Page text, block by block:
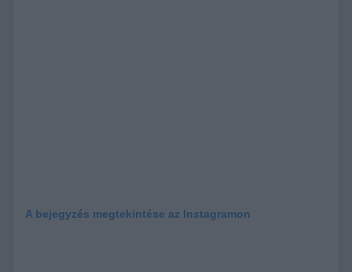
A bejegyzés megtekintése az Instagramon